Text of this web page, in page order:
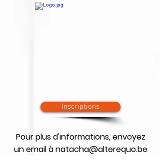
Inscriptions
Pour plus d'informations, envoyez
un email ànatacha@alterequo.be